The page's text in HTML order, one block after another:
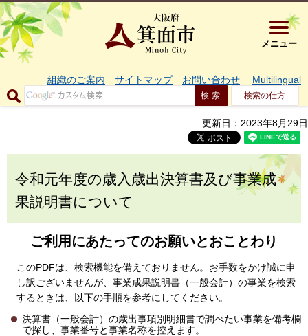
大阪府箕
メニュー
組織のご案内 サイトマップ お問い合わせ Multilingual
検索の仕方
更新日：2023年8月29日
令和元年度の歳入歳出決算書及び事業成
果説明書について
ご利用にあたってのお願いとおことわり
このPDFは、検索機能を備えておりません。お手数をかけ誠に申
し訳ございませんが、事業成果説明書（一般会計）の事業を検索
するときは、以下の手順を参考にしてください。
決算書（一般会計）の歳出事項別明細書で調べたい事業を備考欄
で探し、事業番号と事業名称を控えます。